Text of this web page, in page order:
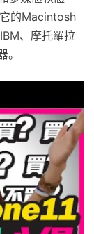
的Macintosh
、摩托羅拉